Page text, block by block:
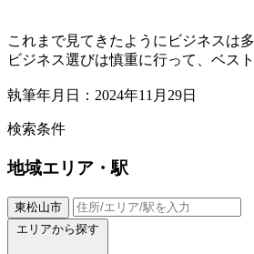
これまで見てきたようにビジネスは
ビジネス選びは慎重に行って、ベス
執筆年月日：2024年11月29日
検索条件
地域エリア・駅
東松山市
エリアから探す